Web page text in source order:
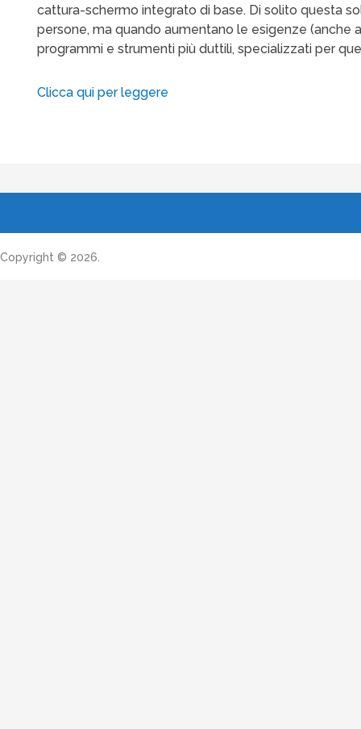
cattura-schermo integrato di base. Di solito questa
persone, ma quando aumentano le esigenze (anche
programmi e strumenti più duttili, specializzati per
Clicca qui per leggere
Copyright © 2026.